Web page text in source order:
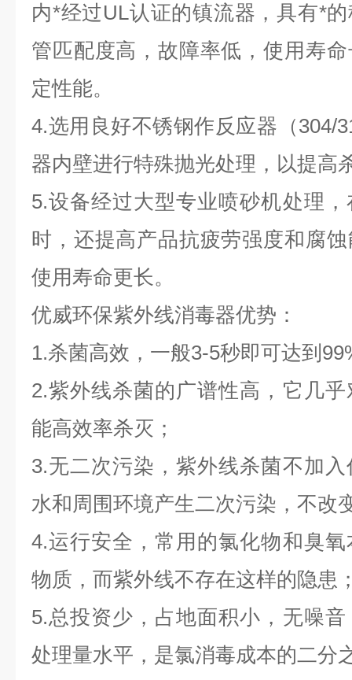
内*经过UL认证的镇流器，具有*
管匹配度高，故障率低，使用寿
定性能。
4.选用良好不锈钢作反应器（304/
器内壁进行特殊抛光处理，以提高
5.设备经过大型专业喷砂机处理
时，还提高产品抗疲劳强度和腐
使用寿命更长。
优威环保紫外线消毒器优势：
1.杀菌高效，一般3-5秒即可达到
2.紫外线杀菌的广谱性高，它几
能高效率杀灭；
3.无二次污染，紫外线杀菌不加
水和周围环境产生二次污染，不改
4.运行安全，常用的氯化物和臭
物质，而紫外线不存在这样的隐患
5.总投资少，占地面积小，无噪
处理量水平，是氯消毒成本的二分